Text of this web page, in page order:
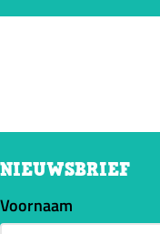
NIEUWSBRIEF
Voornaam